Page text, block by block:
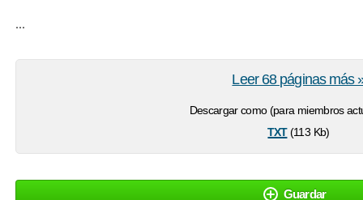
...
Descargar como (para miembros
txt(113 Kb)
Leer 68 páginas más
Guardar